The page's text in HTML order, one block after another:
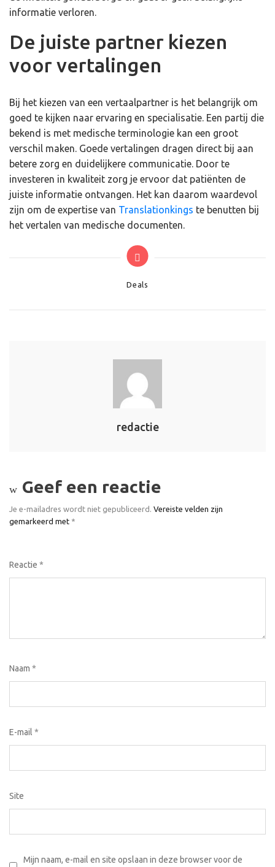
informatie verloren.
De juiste partner kiezen
voor vertalingen
Bij het kiezen van een vertaalpartner is het belangrijk om
goed te kijken naar ervaring en specialisatie. Een partij die
bekend is met medische terminologie kan een groot
verschil maken. Goede vertalingen dragen direct bij aan
betere zorg en duidelijkere communicatie. Door te
investeren in kwaliteit zorg je ervoor dat patiënten de
juiste informatie ontvangen. Het kan daarom waardevol
zijn om de expertise van Translationkings te benutten bij
het vertalen van medische documenten.
Categories
Deals
redactie
Geef een reactie
Je e-mailadres wordt niet gepubliceerd. Vereiste velden zijn
gemarkeerd met *
Reactie *
Naam *
E-mail *
Site
Mijn naam, e-mail en site opslaan in deze browser voor de